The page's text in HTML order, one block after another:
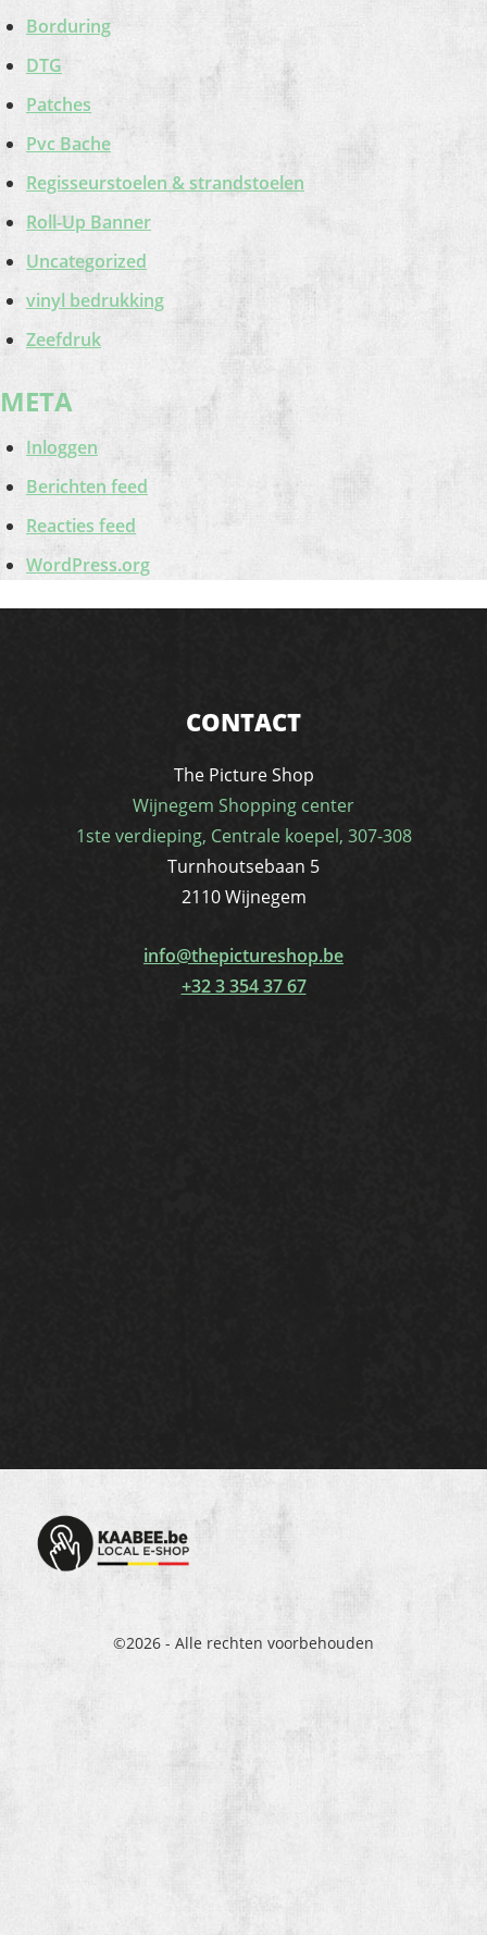
Borduring
DTG
Patches
Pvc Bache
Regisseurstoelen & strandstoelen
Roll-Up Banner
Uncategorized
vinyl bedrukking
Zeefdruk
META
Inloggen
Berichten feed
Reacties feed
WordPress.org
CONTACT
The Picture Shop
Wijnegem Shopping center
1ste verdieping, Centrale koepel, 307-308
Turnhoutsebaan 5
2110 Wijnegem
info@thepictureshop.be
+32 3 354 37 67
©2026 - Alle rechten voorbehouden